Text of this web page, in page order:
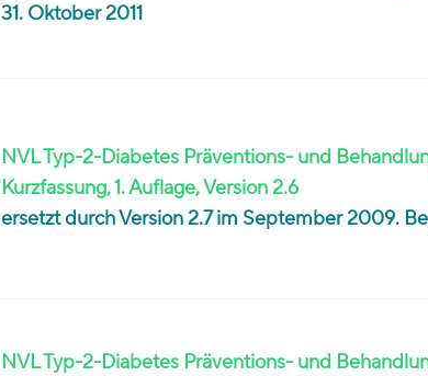
31. Oktober 2011
NVL Typ-2-Diabetes Präventions- und
Kurzfassung, 1. Auflage, Version 2.6
ersetzt durch Version 2.7 im September 2009.
NVL Typ-2-Diabetes Präventions- und